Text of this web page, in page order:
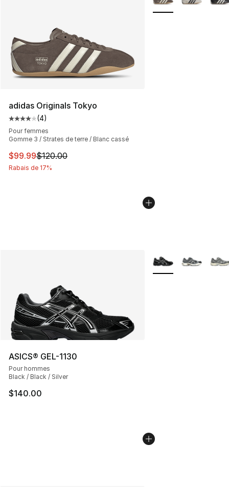
adidas Originals Tokyo
Cote moyenne du client - [4 sur 5 étoiles], 4
(4)
Pour femmes
Gomme 3 / Strates de terre / Blanc cassé
Cet article est en solde. Le prix est passé de $120.00 à
$99.99$120.00
Rabais de 17%
ASICS® GEL-1130
Pour hommes
Black / Black / Silver
$140.00
Plus de couleurs